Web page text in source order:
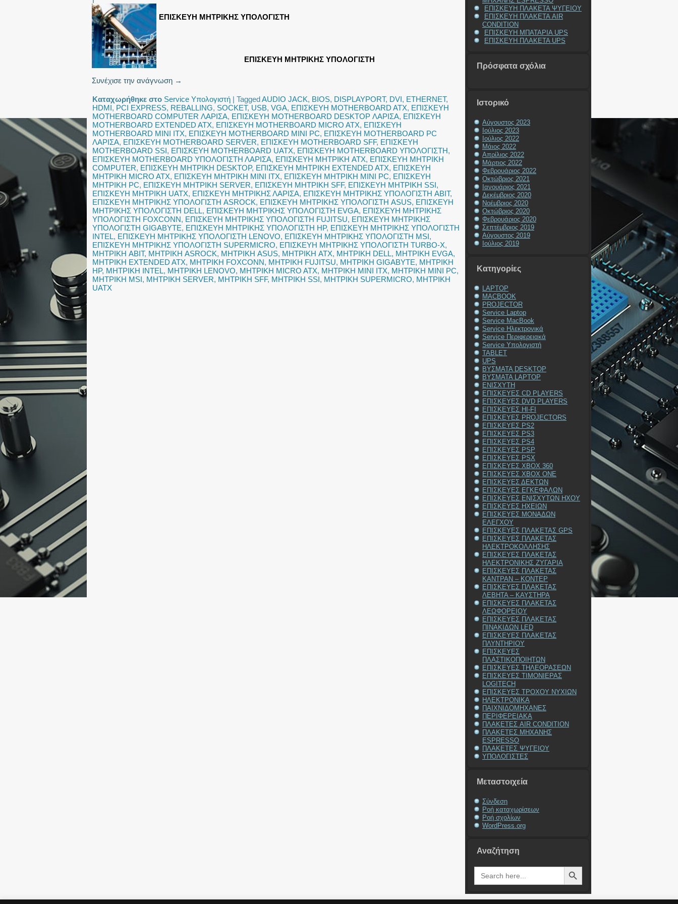
ΕΠΙΣΚΕΥΗ ΜΗΤΡΙΚΗΣ ΥΠΟΛΟΓΙΣΤΗ
ΕΠΙΣΚΕΥΗ ΜΗΤΡΙΚΗΣ ΥΠΟΛΟΓΙΣΤΗ
Συνέχισε την ανάγνωση →
Καταχωρήθηκε στο Service Υπολογιστή | TaggedAUDIO JACK, BIOS, DISPLAYPORT, DVI, ETHERNET,
HDMI, PCI EXPRESS, REBALLING, SOCKET, USB, VGA, ΕΠΙΣΚΕΥΗ MOTHERBOARD ATX, ΕΠΙΣΚΕΥΗ
MOTHERBOARD COMPUTER ΛΑΡΙΣΑ, ΕΠΙΣΚΕΥΗ MOTHERBOARD DESKTOP ΛΑΡΙΣΑ, ΕΠΙΣΚΕΥΗ
MOTHERBOARD EXTENDED ATX, ΕΠΙΣΚΕΥΗ MOTHERBOARD MICRO ATX, ΕΠΙΣΚΕΥΗ
MOTHERBOARD MINI ITX, ΕΠΙΣΚΕΥΗ MOTHERBOARD MINI PC, ΕΠΙΣΚΕΥΗ MOTHERBOARD PC
ΛΑΡΙΣΑ, ΕΠΙΣΚΕΥΗ MOTHERBOARD SERVER, ΕΠΙΣΚΕΥΗ MOTHERBOARD SFF, ΕΠΙΣΚΕΥΗ
MOTHERBOARD SSI, ΕΠΙΣΚΕΥΗ MOTHERBOARD UATX, ΕΠΙΣΚΕΥΗ MOTHERBOARD ΥΠΟΛΟΓΙΣΤΗ,
ΕΠΙΣΚΕΥΗ MOTHERBOARD ΥΠΟΛΟΓΙΣΤΗ ΛΑΡΙΣΑ, ΕΠΙΣΚΕΥΗ ΜΗΤΡΙΚΗ ATX, ΕΠΙΣΚΕΥΗ ΜΗΤΡΙΚΗ
COMPUTER, ΕΠΙΣΚΕΥΗ ΜΗΤΡΙΚΗ DESKTOP, ΕΠΙΣΚΕΥΗ ΜΗΤΡΙΚΗ EXTENDED ATX, ΕΠΙΣΚΕΥΗ
ΜΗΤΡΙΚΗ MICRO ATX, ΕΠΙΣΚΕΥΗ ΜΗΤΡΙΚΗ MINI ITX, ΕΠΙΣΚΕΥΗ ΜΗΤΡΙΚΗ MINI PC, ΕΠΙΣΚΕΥΗ
ΜΗΤΡΙΚΗ PC, ΕΠΙΣΚΕΥΗ ΜΗΤΡΙΚΗ SERVER, ΕΠΙΣΚΕΥΗ ΜΗΤΡΙΚΗ SFF, ΕΠΙΣΚΕΥΗ ΜΗΤΡΙΚΗ SSI,
ΕΠΙΣΚΕΥΗ ΜΗΤΡΙΚΗ UATX, ΕΠΙΣΚΕΥΗ ΜΗΤΡΙΚΗΣ ΛΑΡΙΣΑ, ΕΠΙΣΚΕΥΗ ΜΗΤΡΙΚΗΣ ΥΠΟΛΟΓΙΣΤΗ ABIT,
ΕΠΙΣΚΕΥΗ ΜΗΤΡΙΚΗΣ ΥΠΟΛΟΓΙΣΤΗ ASROCK, ΕΠΙΣΚΕΥΗ ΜΗΤΡΙΚΗΣ ΥΠΟΛΟΓΙΣΤΗ ASUS, ΕΠΙΣΚΕΥΗ
ΜΗΤΡΙΚΗΣ ΥΠΟΛΟΓΙΣΤΗ DELL, ΕΠΙΣΚΕΥΗ ΜΗΤΡΙΚΗΣ ΥΠΟΛΟΓΙΣΤΗ EVGA, ΕΠΙΣΚΕΥΗ ΜΗΤΡΙΚΗΣ
ΥΠΟΛΟΓΙΣΤΗ FOXCONN, ΕΠΙΣΚΕΥΗ ΜΗΤΡΙΚΗΣ ΥΠΟΛΟΓΙΣΤΗ FUJITSU, ΕΠΙΣΚΕΥΗ ΜΗΤΡΙΚΗΣ
ΥΠΟΛΟΓΙΣΤΗ GIGABYTE, ΕΠΙΣΚΕΥΗ ΜΗΤΡΙΚΗΣ ΥΠΟΛΟΓΙΣΤΗ HP, ΕΠΙΣΚΕΥΗ ΜΗΤΡΙΚΗΣ ΥΠΟΛΟΓΙΣΤΗ
INTEL, ΕΠΙΣΚΕΥΗ ΜΗΤΡΙΚΗΣ ΥΠΟΛΟΓΙΣΤΗ LENOVO, ΕΠΙΣΚΕΥΗ ΜΗΤΡΙΚΗΣ ΥΠΟΛΟΓΙΣΤΗ MSI,
ΕΠΙΣΚΕΥΗ ΜΗΤΡΙΚΗΣ ΥΠΟΛΟΓΙΣΤΗ SUPERMICRO, ΕΠΙΣΚΕΥΗ ΜΗΤΡΙΚΗΣ ΥΠΟΛΟΓΙΣΤΗ TURBO-X,
ΜΗΤΡΙΚΗ ABIT, ΜΗΤΡΙΚΗ ASROCK, ΜΗΤΡΙΚΗ ASUS, ΜΗΤΡΙΚΗ ATX, ΜΗΤΡΙΚΗ DELL, ΜΗΤΡΙΚΗ EVGA,
ΜΗΤΡΙΚΗ EXTENDED ATX, ΜΗΤΡΙΚΗ FOXCONN, ΜΗΤΡΙΚΗ FUJITSU, ΜΗΤΡΙΚΗ GIGABYTE, ΜΗΤΡΙΚΗ
HP, ΜΗΤΡΙΚΗ INTEL, ΜΗΤΡΙΚΗ LENOVO, ΜΗΤΡΙΚΗ MICRO ATX, ΜΗΤΡΙΚΗ MINI ITX, ΜΗΤΡΙΚΗ MINI PC,
ΜΗΤΡΙΚΗ MSI, ΜΗΤΡΙΚΗ SERVER, ΜΗΤΡΙΚΗ SFF, ΜΗΤΡΙΚΗ SSI, ΜΗΤΡΙΚΗ SUPERMICRO, ΜΗΤΡΙΚΗ
UATX
ΕΠΙΣΚΕΥΗ ΠΛΑΚΕΤΑ ΨΥΓΕΙΟΥ
ΕΠΙΣΚΕΥΗ ΠΛΑΚΕΤΑ AIR
CONDITION
ΕΠΙΣΚΕΥΗ ΜΠΑΤΑΡΙΑ UPS
ΕΠΙΣΚΕΥΗ ΠΛΑΚΕΤΑ UPS
Πρόσφατα σχόλια
Ιστορικό
Αύγουστος 2023
Ιούλιος 2023
Ιούλιος 2022
Μάιος 2022
Απρίλιος 2022
Μάρτιος 2022
Φεβρουάριος 2022
Οκτώβριος 2021
Ιανουάριος 2021
Δεκέμβριος 2020
Νοέμβριος 2020
Οκτώβριος 2020
Φεβρουάριος 2020
Σεπτέμβριος 2019
Αύγουστος 2019
Ιούλιος 2019
Kατηγορίες
LAPTOP
MACBOOK
PROJECTOR
Service Laptop
Service MacBook
Service Ηλεκτρονικά
Service Περιφερειακά
Service Υπολογιστή
TABLET
UPS
ΒΥΣΜΑΤΑ DESKTOP
ΒΥΣΜΑΤΑ LAPTOP
ΕΝΙΣΧΥΤΗ
ΕΠΙΣΚΕΥΕΣ CD PLAYERS
ΕΠΙΣΚΕΥΕΣ DVD PLAYERS
ΕΠΙΣΚΕΥΕΣ HI-FI
ΕΠΙΣΚΕΥΕΣ PROJECTORS
ΕΠΙΣΚΕΥΕΣ PS2
ΕΠΙΣΚΕΥΕΣ PS3
ΕΠΙΣΚΕΥΕΣ PS4
ΕΠΙΣΚΕΥΕΣ PSP
ΕΠΙΣΚΕΥΕΣ PSX
ΕΠΙΣΚΕΥΕΣ XBOX 360
ΕΠΙΣΚΕΥΕΣ XBOX ONE
ΕΠΙΣΚΕΥΕΣ ΔΕΚΤΩΝ
ΕΠΙΣΚΕΥΕΣ ΕΓΚΕΦΑΛΩΝ
ΕΠΙΣΚΕΥΕΣ ΕΝΙΣΧΥΤΩΝ ΗΧΟΥ
ΕΠΙΣΚΕΥΕΣ ΗΧΕΙΩΝ
ΕΠΙΣΚΕΥΕΣ ΜΟΝΑΔΩΝ
ΕΛΕΓΧΟΥ
ΕΠΙΣΚΕΥΕΣ ΠΛΑΚΕΤΑΣ GPS
ΕΠΙΣΚΕΥΕΣ ΠΛΑΚΕΤΑΣ
ΗΛΕΚΤΡΟΚΟΛΛΗΣΗΣ
ΕΠΙΣΚΕΥΕΣ ΠΛΑΚΕΤΑΣ
ΗΛΕΚΤΡΟΝΙΚΗΣ ΖΥΓΑΡΙΑ
ΕΠΙΣΚΕΥΕΣ ΠΛΑΚΕΤΑΣ
ΚΑΝΤΡΑΝ – ΚΟΝΤΕΡ
ΕΠΙΣΚΕΥΕΣ ΠΛΑΚΕΤΑΣ
ΛΕΒΗΤΑ – ΚΑΥΣΤΗΡΑ
ΕΠΙΣΚΕΥΕΣ ΠΛΑΚΕΤΑΣ
ΛΕΩΦΟΡΕΙΟΥ
ΕΠΙΣΚΕΥΕΣ ΠΛΑΚΕΤΑΣ
ΠΙΝΑΚΙΔΩΝ LED
ΕΠΙΣΚΕΥΕΣ ΠΛΑΚΕΤΑΣ
ΠΛΥΝΤΗΡΙΟΥ
ΕΠΙΣΚΕΥΕΣ
ΠΛΑΣΤΙΚΟΠΟΙΗΤΩΝ
ΕΠΙΣΚΕΥΕΣ ΤΗΛΕΟΡΑΣΕΩΝ
ΕΠΙΣΚΕΥΕΣ ΤΙΜΟΝΙΕΡΑΣ
LOGITECH
ΕΠΙΣΚΕΥΕΣ ΤΡΟΧΟΥ ΝΥΧΙΩΝ
ΗΛΕΚΤΡΟΝΙΚΑ
ΠΑΙΧΝΙΔΟΜΗΧΑΝΕΣ
ΠΕΡΙΦΕΡΕΙΑΚΑ
ΠΛΑΚΕΤΕΣ AIR CONDITION
ΠΛΑΚΕΤΕΣ ΜΗΧΑΝΗΣ
ESPRESSO
ΠΛΑΚΕΤΕΣ ΨΥΓΕΙΟΥ
ΥΠΟΛΟΓΙΣΤΕΣ
Μεταστοιχεία
Σύνδεση
Ροή καταχωρίσεων
Ροή σχολίων
WordPress.org
Αναζήτηση
Search
for:
Search Button